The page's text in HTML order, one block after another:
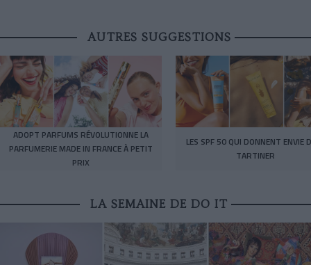
AUTRES SUGGESTIONS
ADOPT PARFUMS RÉVOLUTIONNE LA
PARFUMERIE MADE IN FRANCE À PETIT
PRIX
LES SPF 50 QUI DONNENT ENVIE
TARTINER
LA SEMAINE DE DO IT